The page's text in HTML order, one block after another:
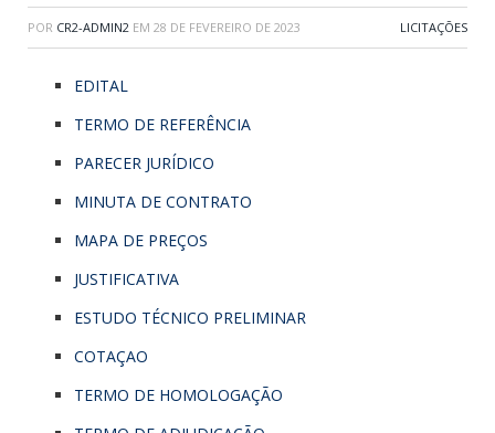
POR CR2-ADMIN2 EM 28 DE FEVEREIRO DE 2023 LICITAÇÕES
EDITAL
TERMO DE REFERÊNCIA
PARECER JURÍDICO
MINUTA DE CONTRATO
MAPA DE PREÇOS
JUSTIFICATIVA
ESTUDO TÉCNICO PRELIMINAR
COTAÇAO
TERMO DE HOMOLOGAÇÃO